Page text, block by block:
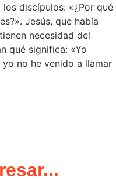
discípulos: «¿Por qué
Jesús, que había
necesidad del
qué significa: «Yo
no he venido a llamar